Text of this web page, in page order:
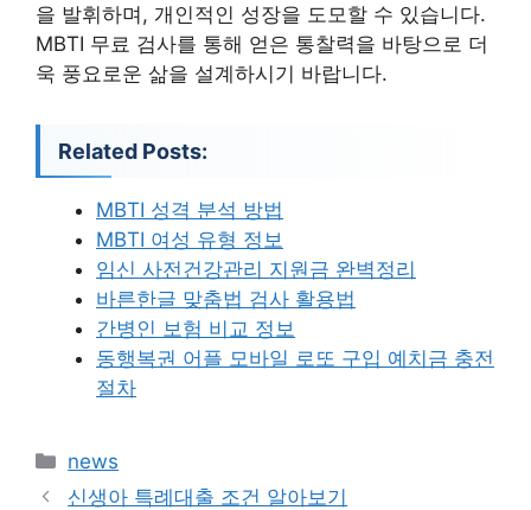
을 발휘하며, 개인적인 성장을 도모할 수 있습니다.
MBTI 무료 검사를 통해 얻은 통찰력을 바탕으로 더
욱 풍요로운 삶을 설계하시기 바랍니다.
Related Posts:
MBTI 성격 분석 방법
MBTI 여성 유형 정보
임신 사전건강관리 지원금 완벽정리
바른한글 맞춤법 검사 활용법
간병인 보험 비교 정보
동행복권 어플 모바일 로또 구입 예치금 충전
절차
카
테
news
신생아 특례대출 조건 알아보기